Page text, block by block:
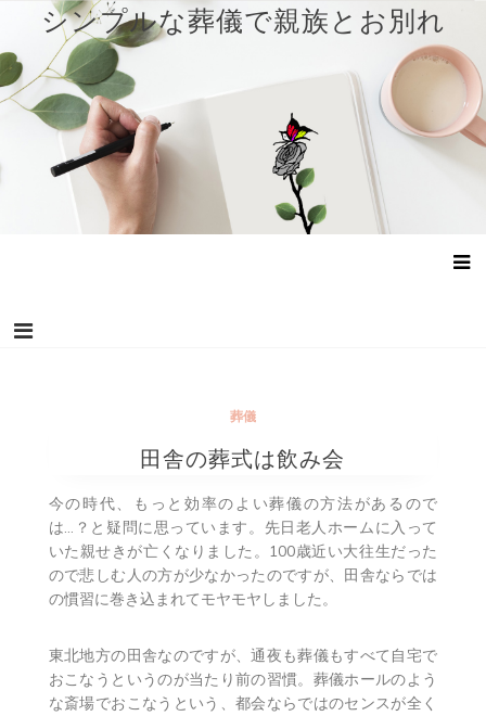
テ
ン
ツ
キ
シンプルな葬儀で親族とお別れ
葬儀
田舎の葬式は飲み会
今の時代、もっと効率のよい葬儀の方法があるので
は…？と疑問に思っています。先日老人ホームに入って
いた親せきが亡くなりました。100歳近い大往生だった
ので悲しむ人の方が少なかったのですが、田舎ならでは
の慣習に巻き込まれてモヤモヤしました。
東北地方の田舎なのですが、通夜も葬儀もすべて自宅で
おこなうというのが当たり前の習慣。葬儀ホールのよう
な斎場でおこなうという、都会ならではのセンスが全く